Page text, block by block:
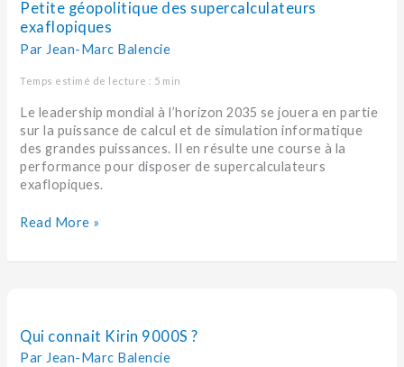
Petite géopolitique des supercalculateurs
exaflopiques
Par Jean-Marc Balencie
Temps estimé de lecture : 5 min
Le leadership mondial à l’horizon 2035 se jouera en partie
sur la puissance de calcul et de simulation informatique
des grandes puissances. Il en résulte une course à la
performance pour disposer de supercalculateurs
exaflopiques.
Read More »
Qui connait Kirin 9000S ?
ParJean-Marc Balencie
Kirin
9000S